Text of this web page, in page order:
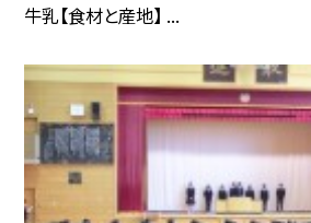
牛乳【食材と産地】 ...